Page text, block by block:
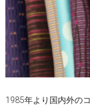
1985年より国内外の